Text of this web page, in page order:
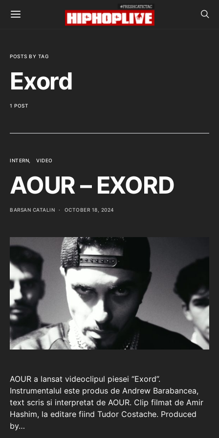
POSTS BY TAG
Exord
1 POST
INTERN VIDEO
AOUR – EXORD
BARSAN CATALIN OCTOBER 18, 2024
AOUR a lansat videoclipul piesei “Exord”.
Instrumentalul este produs de Andrew Barabancea,
text scris si interpretat de AOUR. Clip filmat de Amir
Hashim, la editare fiind Tudor Costache. Produced
by…